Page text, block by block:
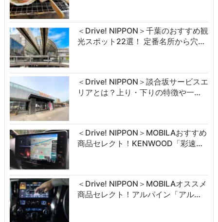
＜Drive! NIPPON＞千葉のおすすめ観
光スポット22選！ 定番名所から穴…
＜Drive! NIPPON＞談合坂サービスエ
リアとは？上り・下りの特徴や一…
＜Drive! NIPPON＞MOBILAおすすめ
商品セレクト！KENWOOD「彩速…
＜Drive! NIPPON＞MOBILAオススメ
商品セレクト！アルパイン「アル…